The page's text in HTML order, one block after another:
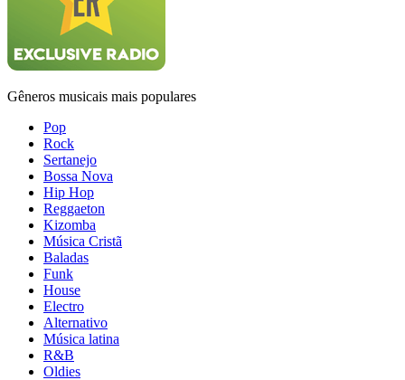
Gêneros musicais mais populares
Pop
Rock
Sertanejo
Bossa Nova
Hip Hop
Reggaeton
Kizomba
Música Cristã
Baladas
Funk
House
Electro
Alternativo
Música latina
R&B
Oldies